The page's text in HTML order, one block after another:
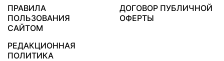
ПРАВИЛА
ПОЛЬЗОВАНИЯ
САЙТОМ
ДОГОВОР ПУБЛИЧНОЙ
ОФЕРТЫ
РЕДАКЦИОННАЯ
ПОЛИТИКА